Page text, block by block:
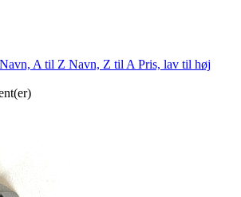
Navn, A til Z Navn, Z til A Pris, lav til høj